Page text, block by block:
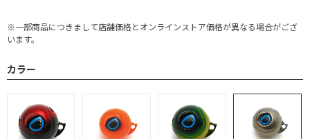
※一部商品につきまして店舗価格とオンラインストア価格が異なる場合がござ
います。
カラー